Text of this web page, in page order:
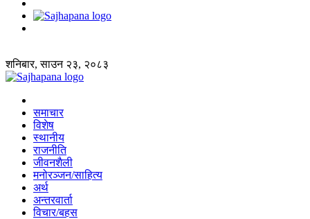
शनिबार, साउन २३, २०८३
समाचार
विशेष
स्थानीय
राजनीति
जीवनशैली
मनोरञ्जन/साहित्य
अर्थ
अन्तरवार्ता
विचार/बहस